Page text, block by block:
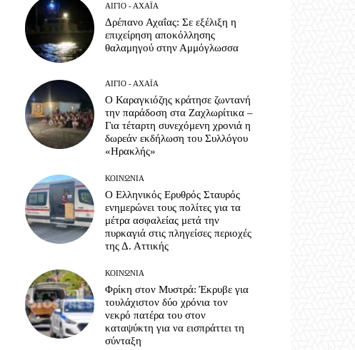
ΑΊΓΙΟ - ΑΧΑΪ́Α
Δρέπανο Αχαΐας: Σε εξέλιξη η
επιχείρηση αποκόλλησης
θαλαμηγού στην Αμμόγλωσσα
ΑΊΓΙΟ - ΑΧΑΪ́Α
Ο Καραγκιόζης κράτησε ζωντανή
την παράδοση στα Ζαχλωρίτικα –
Για τέταρτη συνεχόμενη χρονιά η
δωρεάν εκδήλωση του Συλλόγου
«Ηρακλής»
ΚΟΙΝΩΝΊΑ
Ο Ελληνικός Ερυθρός Σταυρός
ενημερώνει τους πολίτες για τα
μέτρα ασφαλείας μετά την
πυρκαγιά στις πληγείσες περιοχές
της Δ. Αττικής
ΚΟΙΝΩΝΊΑ
Φρίκη στον Μυστρά: Έκρυβε για
τουλάχιστον δύο χρόνια τον
νεκρό πατέρα του στον
καταψύκτη για να εισπράττει τη
σύνταξη